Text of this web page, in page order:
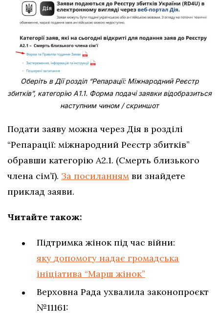
Оберіть в Дії розділ “Репарації: Міжнародний Реєстр
збитків”, категорію А1.1. Форма подачі заявки відобразиться
наступним чином / скриншот
Подати заяву можна через Дія в розділі
“Репарації: міжнародний Реєстр збитків”
обравши категорію A2.1. (Смерть близького
члена сім’ї). За посиланням ви знайдете
приклад заяви.
Читайте також:
Підтримка жінок під час війни:
яку допомогу надає громадська
ініціатива “Марш жінок”
Верховна Рада ухвалила законопроєкт
№11161: